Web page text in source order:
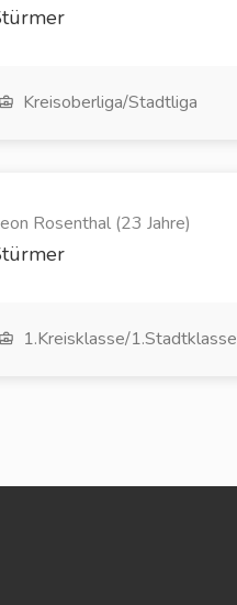
Kreisoberliga/Stadtliga
Rosenthal (23 Jahre)
1.Kreisklasse/1.Stadtklasse